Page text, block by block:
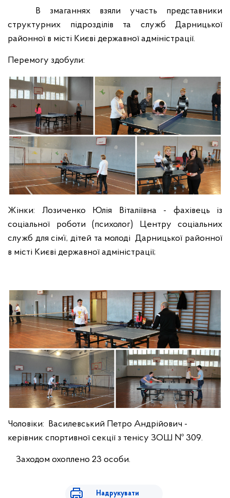
В змаганнях взяли участь представники
структурних підрозділів та служб Дарницької
районної в місті Києві державної адміністрації.
Перемогу здобули:
Жінки: Лозиченко Юлія Віталіївна - фахівець із
соціальної роботи (психолог) Центру соціальних
служб для сім’ї, дітей та молоді Дарницької районної
в місті Києві державної адміністрації;
Чоловіки: Василевський Петро Андрійович -
керівник спортивної секції з тенісу ЗОШ № 309.
Заходом охоплено 23 особи.
Надрукувати